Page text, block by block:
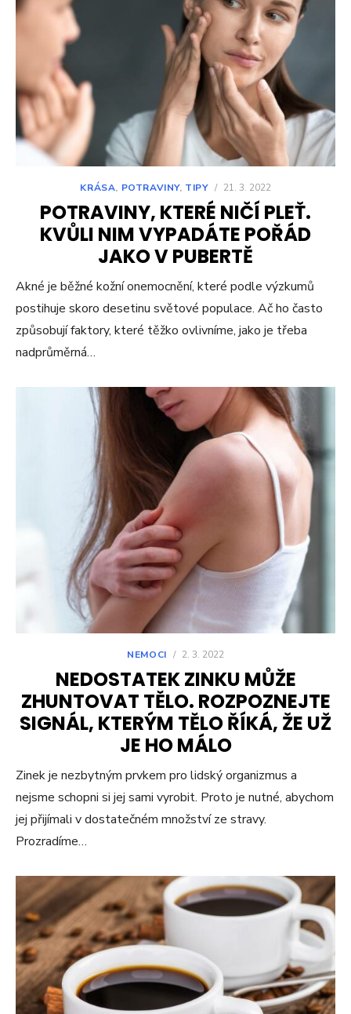
KRÁSA, POTRAVINY, TIPY / 21. 3. 2022
POTRAVINY, KTERÉ NIČÍ PLEŤ.
KVŮLI NIM VYPADÁTE POŘÁD
JAKO V PUBERTĚ
Akné je běžné kožní onemocnění, které podle výzkumů
postihuje skoro desetinu světové populace. Ač ho často
způsobují faktory, které těžko ovlivníme, jako je třeba
nadprůměrná…
NEMOCI / 2. 3. 2022
NEDOSTATEK ZINKU MŮŽE
ZHUNTOVAT TĚLO. ROZPOZNEJTE
SIGNÁL, KTERÝM TĚLO ŘÍKÁ, ŽE UŽ
JE HO MÁLO
Zinek je nezbytným prvkem pro lidský organizmus a
nejsme schopni si jej sami vyrobit. Proto je nutné, abychom
jej přijímali v dostatečném množství ze stravy.
Prozradíme…